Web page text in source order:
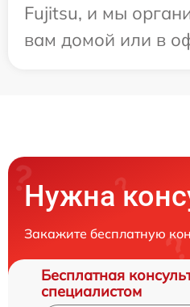
Fujitsu, и мы
вам домой или в
Нужна
Закажите бесплатную
Бесплатная
специалистом